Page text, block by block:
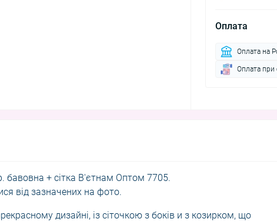
Оплата
Оплата на
Оплата при
бавовна + сітка В'єтнам Оптом 7705.
від зазначених на фото.
дизайні, із сіточкою з боків и з козирком, що